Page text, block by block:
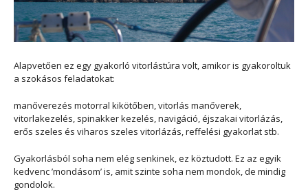
Alapvetően ez egy gyakorló vitorlástúra volt, amikor is gyakoroltuk
a szokásos feladatokat:
manőverezés motorral kikötőben, vitorlás manőverek,
vitorlakezelés, spinakker kezelés, navigáció, éjszakai vitorlázás,
erős szeles és viharos szeles vitorlázás, reffelési gyakorlat stb.
Gyakorlásból soha nem elég senkinek, ez köztudott. Ez az egyik
kedvenc ’mondásom’ is, amit szinte soha nem mondok, de mindig
gondolok.